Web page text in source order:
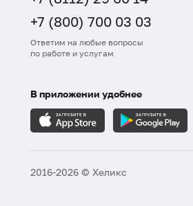
+7 (800) 700 03 03
Ответим на любые вопросы
по работе и услугам
В приложении удобнее
2016-2026 © Хеликс